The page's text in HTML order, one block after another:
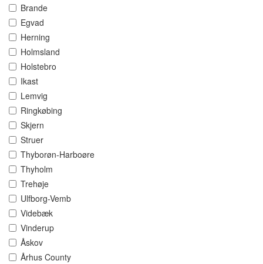
Brande
Egvad
Herning
Holmsland
Holstebro
Ikast
Lemvig
Ringkøbing
Skjern
Struer
Thyborøn-Harboøre
Thyholm
Trehøje
Ulfborg-Vemb
Videbæk
Vinderup
Åskov
Århus County